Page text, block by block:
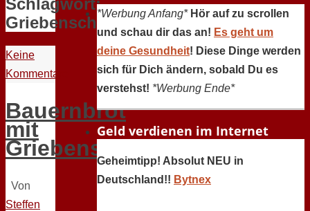
Schlagwort:
Griebenschmalz
Keine
Kommentare
Bauernbrot
mit
Griebenschmalz
Von
Steffen
*Werbung Anfang* Hör auf zu scrollen
und schau dir das an! Es geht um
deine Gesundheit! Diese Dinge werden
sich für Dich ändern, sobald Du es
verstehst! *Werbung Ende*
Geld verdienen im Internet
Geheimtipp! Absolut NEU in
Deutschland!! Bytnex